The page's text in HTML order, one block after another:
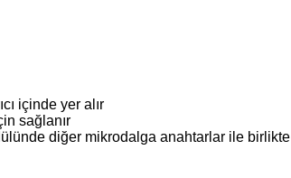
içinde yer alır
sağlanır
diğer mikrodalga anahtarlar ile birlikte